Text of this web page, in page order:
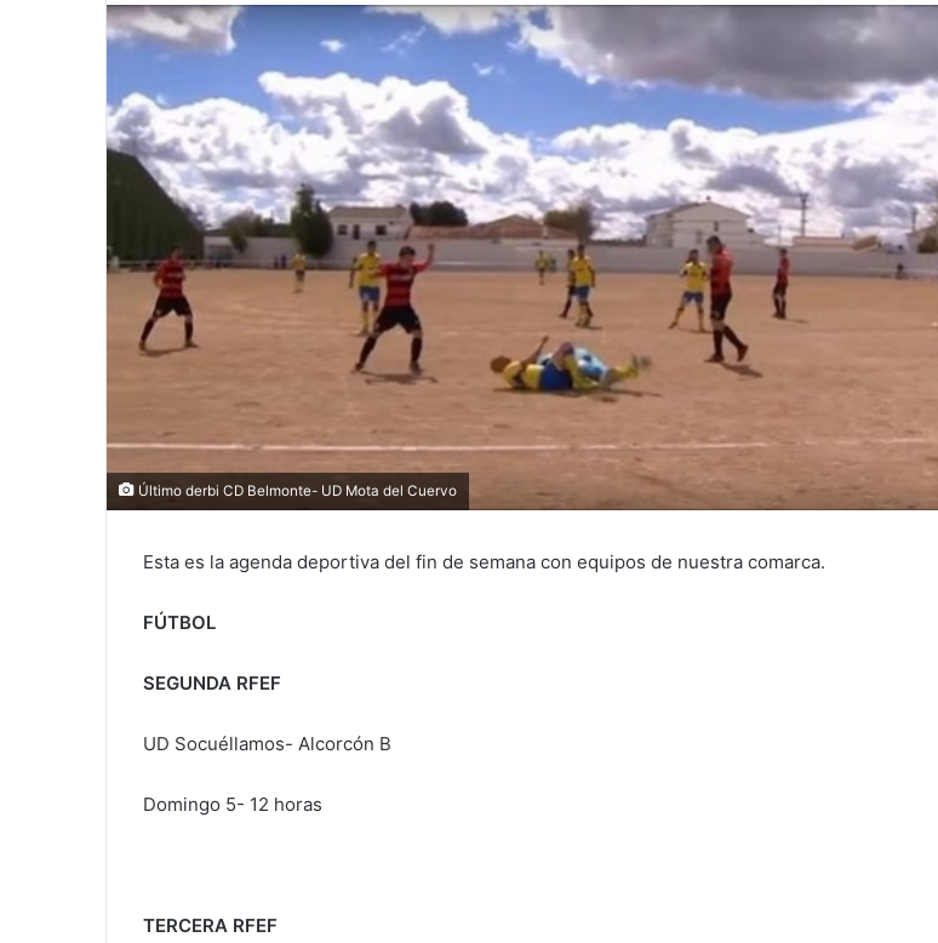
Último derbi CD Belmonte- UD Mota del Cuervo
Esta es la agenda deportiva del fin de semana con equipos de nuestra comarca.
FÚTBOL
SEGUNDA RFEF
UD Socuéllamos- Alcorcón B
Domingo 5- 12 horas
TERCERA RFEF